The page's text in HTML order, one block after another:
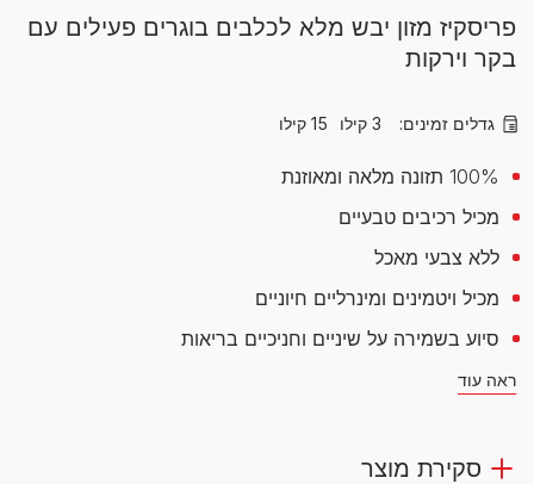
פריסקיז מזון יבש מלא לכלבים בוגרים פעילים עם
בקר וירקות
גדלים זמינים: 3 קילו 15 קילו
100% תזונה מלאה ומאוזנת
מכיל רכיבים טבעיים
ללא צבעי מאכל
מכיל ויטמינים ומינרליים חיוניים
סיוע בשמירה על שיניים וחניכיים בריאות
ראה עוד
סקירת מוצר